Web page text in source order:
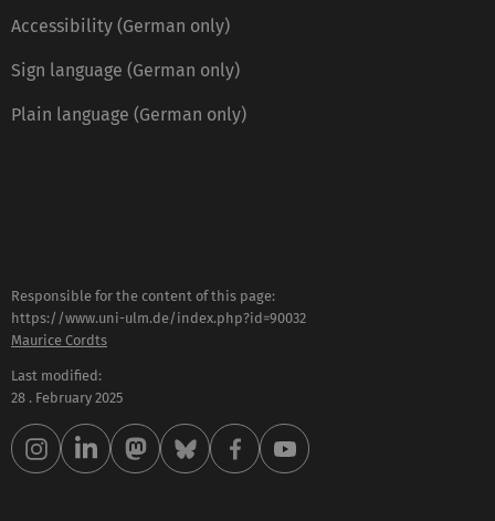
Accessibility (German only)
Sign language (German only)
Plain language (German only)
Responsible for the content of this page:
https://www.uni-ulm.de/index.php?id=90032
Maurice Cordts
Last modified:
28 . February 2025